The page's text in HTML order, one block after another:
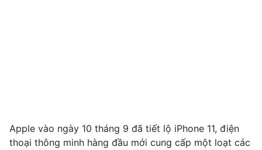
Apple vào ngày 10 tháng 9 đã tiết lộ iPhone 11, điện
thoại thông minh hàng đầu mới cung cấp một loạt các